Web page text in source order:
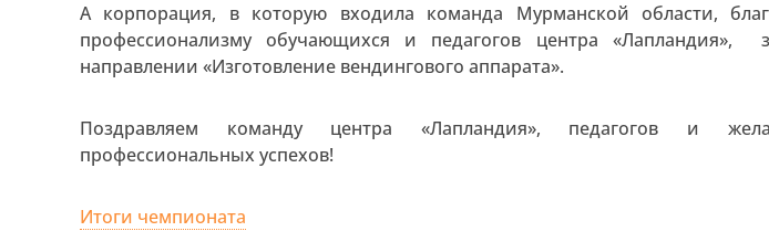
А корпорация, в которую входила команда Мурманской области,
профессионализму обучающихся и педагогов центра «Лапландия»,
направлении «Изготовление вендингового аппарата».
Поздравляем команду центра «Лапландия», педагогов и
профессиональных успехов!
Итоги чемпионата